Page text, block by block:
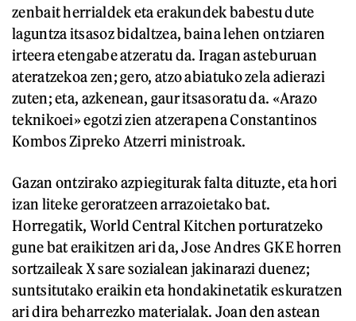
zenbait herrialdek eta erakundek babestu dute
laguntza itsasoz bidaltzea, baina lehen ontziaren
irteera etengabe atzeratu da. Iragan asteburuan
ateratzekoa zen; gero, atzo abiatuko zela adierazi
zuten; eta, azkenean, gaur itsasoratu da. «Arazo
teknikoei» egotzi zien atzerapena Constantinos
Kombos Zipreko Atzerri ministroak.
Gazan ontzirako azpiegiturak falta dituzte, eta hori
izan liteke geroratzeen arrazoietako bat.
Horregatik, World Central Kitchen porturatzeko
gune bat eraikitzen ari da, Jose Andres GKE horren
sortzaileak X sare sozialean jakinarazi duenez;
suntsitutako eraikin eta hondakinetatik eskuratzen
ari dira beharrezko materialak. Joan den astean